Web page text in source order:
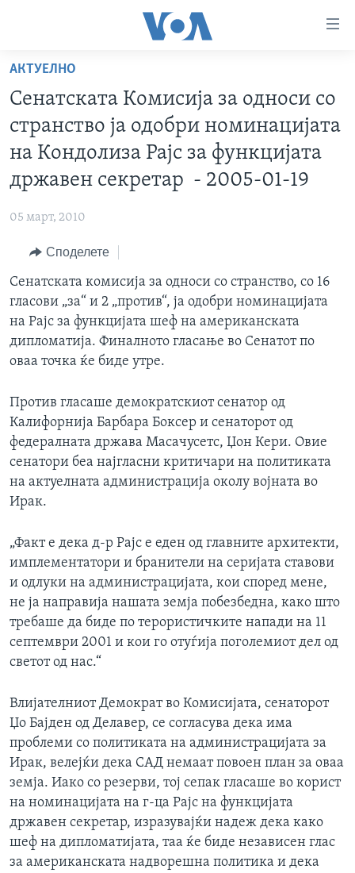
пристапност
Премини
на
главната
содржина
до
страната
навигација
САД
ЕКОНОМИЈА
ПОЛИТИКА
ЗДРАВЈЕ
НАУКА
УМЕТНОСТ И ЗАБАВА
ФОТОГАЛЕРИИ
NEWSFLASH - АРХИВА
ВЕСТИ ОД САД ВО МИНУТА - АРХИВА
ИЗБОРИ ВО САД 2020 - АРХИВА
ЗА НАС
АКТУЕЛНО
Сенатската Комисија за односи со
странство ја одобри номинацијата
на Кондолиза Рајс за функцијата
државен секретар - 2005-01-19
05 март, 2010
Споделете
Сенатската комисија за односи со странство, со 16
гласови „за“ и 2 „против“, ја одобри номинацијата
на Рајс за функцијата шеф на американската
дипломатија. Финалното гласање во Сенатот по
оваа точка ќе биде утре.
Против гласаше демократскиот сенатор од
Калифорнија Барбара Боксер и сенаторот од
федералната држава Масачусетс, Џон Кери. Овие
сенатори беа најгласни критичари на политиката
на актуелната администрација околу војната во
Ирак.
„Факт е дека д-р Рајс е еден од главните архитекти,
имплементатори и бранители на серијата ставови
и одлуки на администрацијата, кои според мене,
не ја направија нашата земја побезбедна, како што
требаше да биде по терористичките напади на 11
септември 2001 и кои го отуѓија поголемиот дел од
светот од нас.“
Влијателниот Демократ во Комисијата, сенаторот
Џо Бајден од Делавер, се согласува дека има
проблеми со политиката на администрацијата за
Ирак, велејќи дека САД немаат повоен план за оваа
земја. Иако со резерви, тој сепак гласаше во корист
на номинацијата на г-ца Рајс на функцијата
државен секретар, изразувајќи надеж дека како
шеф на дипломатијата, таа ќе биде независен глас
за американската надворешна политика и дека